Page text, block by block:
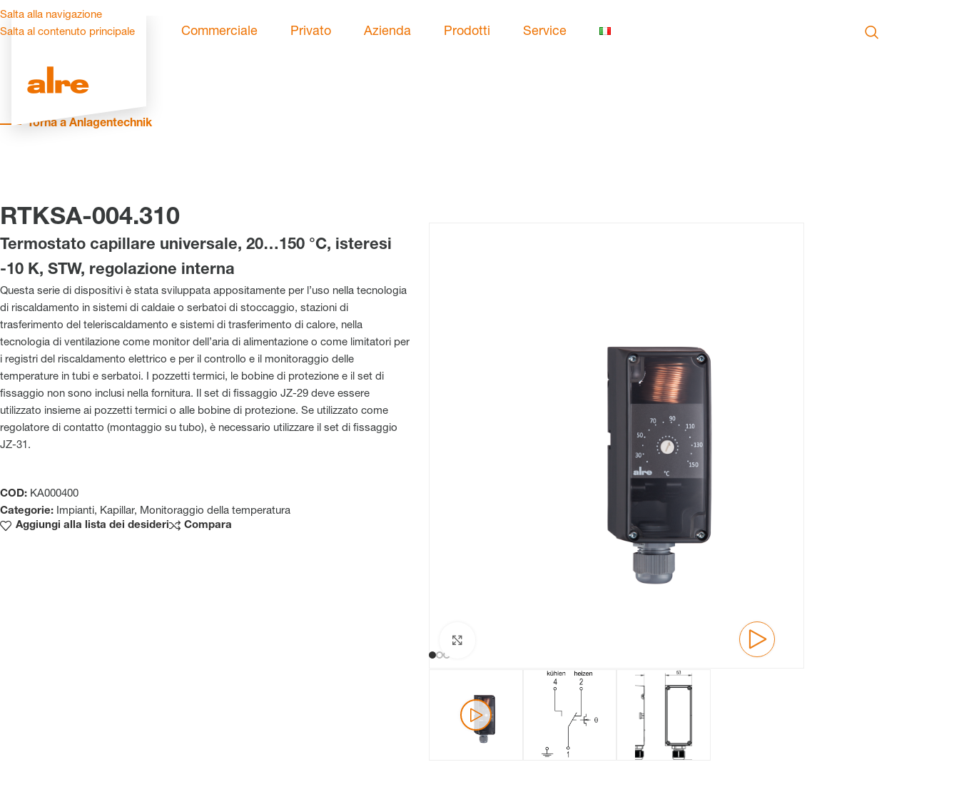
Salta alla navigazione
Salta al contenuto principale
Commerciale Privato Azienda Prodotti
Montaggio ad incasso
Meccanico
Meccanico
Service
Torna a Anlagentechnik
RTKSA-004.310
Termostato capillare universale, 20…150 °C, isteresi
-10 K, STW, regolazione interna
Questa serie di dispositivi è stata sviluppata appositamente per l’uso nella tecnologia
di riscaldamento in sistemi di caldaie o serbatoi di stoccaggio, stazioni di
trasferimento del teleriscaldamento e sistemi di trasferimento di calore, nella
tecnologia di ventilazione come monitor dell’aria di alimentazione o come limitatori per
i registri del riscaldamento elettrico e per il controllo e il monitoraggio delle
temperature in tubi e serbatoi. I pozzetti termici, le bobine di protezione e il set di
fissaggio non sono inclusi nella fornitura. Il set di fissaggio JZ-29 deve essere
utilizzato insieme ai pozzetti termici o alle bobine di protezione. Se utilizzato come
regolatore di contatto (montaggio su tubo), è necessario utilizzare il set di fissaggio
JZ-31.
COD: KA000400
Categorie: Impianti, Kapillar, Monitoraggio della temperatura
Aggiungi alla lista dei desideri
Compara